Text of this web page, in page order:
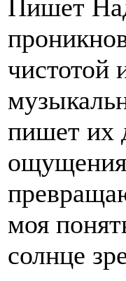
Пишет
чистотой
пишет их
ощущения
моя
солнце